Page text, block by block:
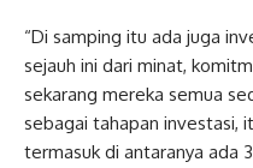
“Di samping itu ada juga
sejauh ini dari minat,
sekarang mereka semua
sebagai tahapan investasi,
termasuk di antaranya ada